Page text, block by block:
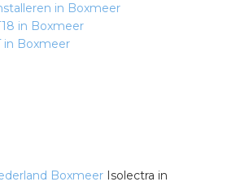
in Boxmeer
in Boxmeer
in Boxmeer
Boxmeer Isolectra in